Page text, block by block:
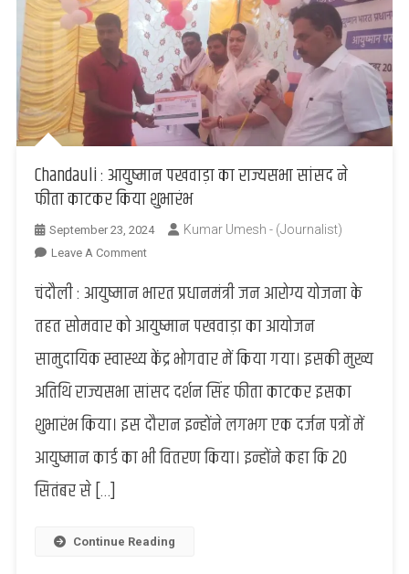
Chandauli : आयुष्मान पखवाड़ा का राज्यसभा सांसद ने
फीता काटकर किया शुभारंभ
September 23, 2024 Kumar Umesh - (Journalist)
Leave A CommentOn
:
पखवाड़ा
का
सांसद
ने
काटकर
चंदौली : आयुष्मान भारत प्रधानमंत्री जन आरोग्य योजना के
तहत सोमवार को आयुष्मान पखवाड़ा का आयोजन
सामुदायिक स्वास्थ्य केंद्र भोगवार में किया गया। इसकी मुख्य
अतिथि राज्यसभा सांसद दर्शन सिंह फीता काटकर इसका
शुभारंभ किया। इस दौरान इन्होंने लगभग एक दर्जन पत्रों में
आयुष्मान कार्ड का भी वितरण किया। इन्होंने कहा कि 20
सितंबर से […]
Continue Reading